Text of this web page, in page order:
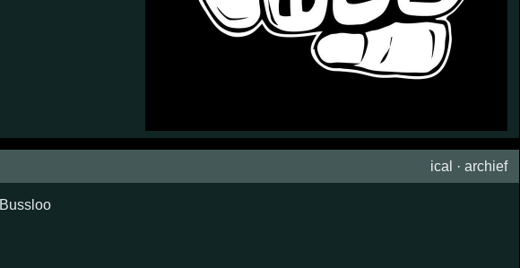
ical ·archief
Bussloo